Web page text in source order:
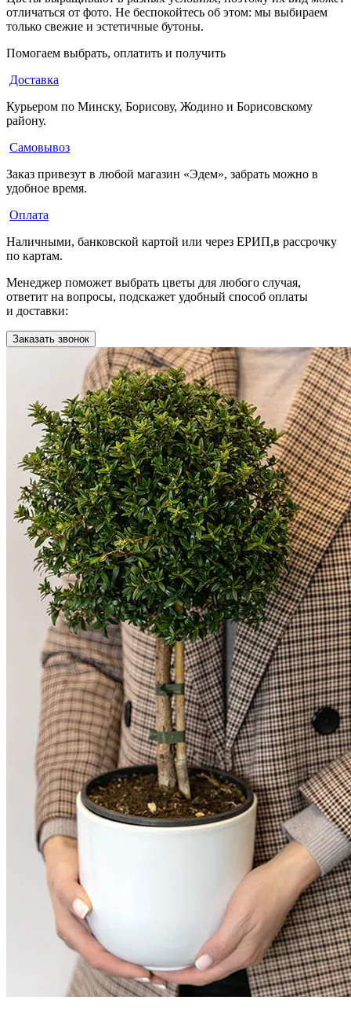
отличаться от фото. Не беспокойтесь об этом: мы выбираем
только свежие и эстетичные бутоны.
Помогаем выбрать, оплатить и получить
Доставка
Курьером по Минску, Борисову, Жодино и Борисовскому
району.
Самовывоз
Заказ привезут в любой магазин «Эдем», забрать можно в
удобное время.
Оплата
Наличными, банковской картой или через ЕРИП,в рассрочку
по картам.
Менеджер поможет выбрать цветы для любого случая,
ответит на вопросы, подскажет удобный способ оплаты
и доставки:
Заказать звонок